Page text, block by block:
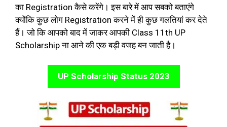
का Registration कैसे करेंगे। इस बारे में आप सबको बताएंगे
क्योंकि कुछ लोग Registration करने में ही कुछ गलतियां कर देते
हैं। जो कि आपको बाद में जाकर आपकी Class 11th UP
Scholarship ना आने की एक बड़ी वजह बन जाती है।
UP Scholarship Status 2023